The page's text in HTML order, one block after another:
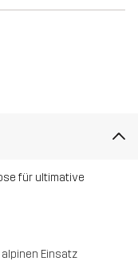
für ultimative
Einsatz